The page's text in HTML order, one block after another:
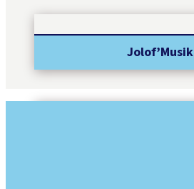
Jolof’Musik